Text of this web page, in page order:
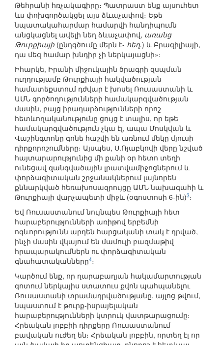
Թեհրանի հռչակագիրը։ Պատրաստ ենք այսուհետ
ևս փոխգործակցել այս ձևաչափով։ Եթե
նպատակահարմար համարվի հանդիպումն
անցկացնել ավելի նեղ ձևաչափով, առանց
Թուրքիայի (ընդգծումը մերն է- հեղ.) և Բրազիլիայի,
դա մեզ համար խնդիր չի ներկայացնի»։
Իհարկե, Իրանի միջուկային ծրագրի զսպման
ուղղությամբ Թուրքիայի հակվածության
համատեքստում դժվար է խոսել Ռուսաստանի և
ԱՄՆ գործողությունների համակարգվածության
մասին, բայց իրադարձությունների որոշ
հետևողականությունը ցույց է տալիս, որ եթե
համակարգվածություն չկա էլ, ապա Մոսկվան և
Վաշինգտոնը գոնե հաշվի են առնում մեկը մյուսի
դիրքորոշումները։ Այսպես, Ս.Ռյաբկովի վերը նշված
հայտարարությունից մի քանի օր հետո տեղի
ունեցավ զանգվածային լրատվամիջոցներում և
փորձագիտական շրջանակներում լայնորեն
քննարկված հեռախոսազրույցը ԱՄՆ նախագահի և
Թուրքիայի վարչապետի միջև (օգոստոսի 6-ին)3։
Եվ Ռուսաստանում նույնպես Թուրքիայի հետ
հարաբերությունների առիթով երբեմնի
ոգևորությունն արդեն հարցականի տակ է դրված,
ինչի մասին վկայում են մամուլի բազմաթիվ
հրապարակումներն ու փորձագիտական
գնահատականները4։
Կարծում ենք, որ ղարաբաղյան հակամարտության
գոտում ներկայիս ստատուս քվոն պահպանելու
Ռուսաստանի տրամադրվածությանը, այլոց թվում,
նպաստում է թուրք-իսրայելական
հարաբերությունների կտրուկ վատթարացումը։
Հրեական լոբբիի դիրքերը Ռուսաստանում
բավական ուժեղ են։ Հրեական լոբբին, որտեղ էլ որ